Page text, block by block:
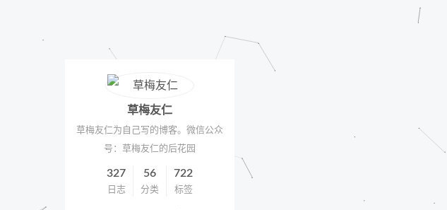
草梅友仁
草梅友仁为自己写的博客。微信公众
号：草梅友仁的后花园
327
日志
56
分类
722
标签